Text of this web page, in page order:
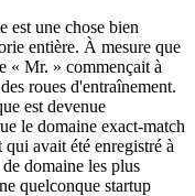
est une chose bien
entière. À mesure que
« Mr. » commençait à
roues d'entraînement.
est devenue
le domaine exact-match
avait été enregistré à
domaine les plus
quelconque startup